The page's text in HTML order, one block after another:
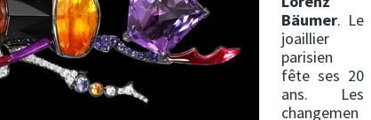
Bäumer. Le
joaillier
parisien
fête ses 20
ans. Les
changemen